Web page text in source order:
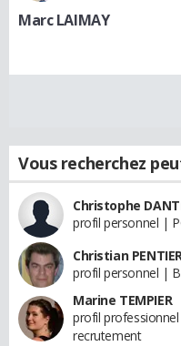
Marc LAIMAY
Vous recherchez
Christophe
profil personnel |
Christian
profil personnel |
Marine TEMPIER
profil
recrutement